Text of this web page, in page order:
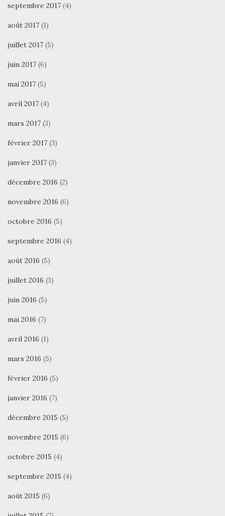
septembre 2017 (4)
août 2017 (1)
juillet 2017 (5)
juin 2017 (6)
mai 2017 (5)
avril 2017 (4)
mars 2017 (3)
février 2017 (3)
janvier 2017 (3)
décembre 2016 (2)
novembre 2016 (6)
octobre 2016 (5)
septembre 2016 (4)
août 2016 (5)
juillet 2016 (3)
juin 2016 (5)
mai 2016 (7)
avril 2016 (1)
mars 2016 (5)
février 2016 (5)
janvier 2016 (7)
décembre 2015 (5)
novembre 2015 (6)
octobre 2015 (4)
septembre 2015 (4)
août 2015 (6)